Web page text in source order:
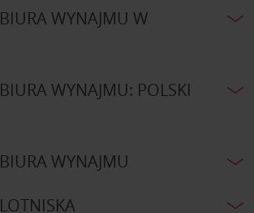
WYNAJMU W
WYNAJMU: POLSKI
WYNAJMU